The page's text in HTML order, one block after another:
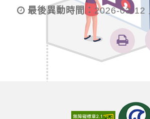
最後異動時間： 2026-03-12
友
善